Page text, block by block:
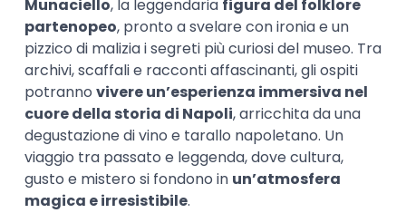
Munaciello, la leggendaria figura del folklore
partenopeo, pronto a svelare con ironia e un
pizzico di malizia i segreti più curiosi del museo. Tra
archivi, scaffali e racconti affascinanti, gli ospiti
potranno vivere un’esperienza immersiva nel
cuore della storia di Napoli, arricchita da una
degustazione di vino e tarallo napoletano. Un
viaggio tra passato e leggenda, dove cultura,
gusto e mistero si fondono in un’atmosfera
magica e irresistibile.